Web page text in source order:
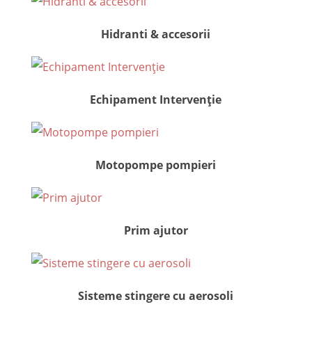
Hidranti & accesorii
Echipament Intervenție
Motopompe pompieri
Prim ajutor
Sisteme stingere cu aerosoli